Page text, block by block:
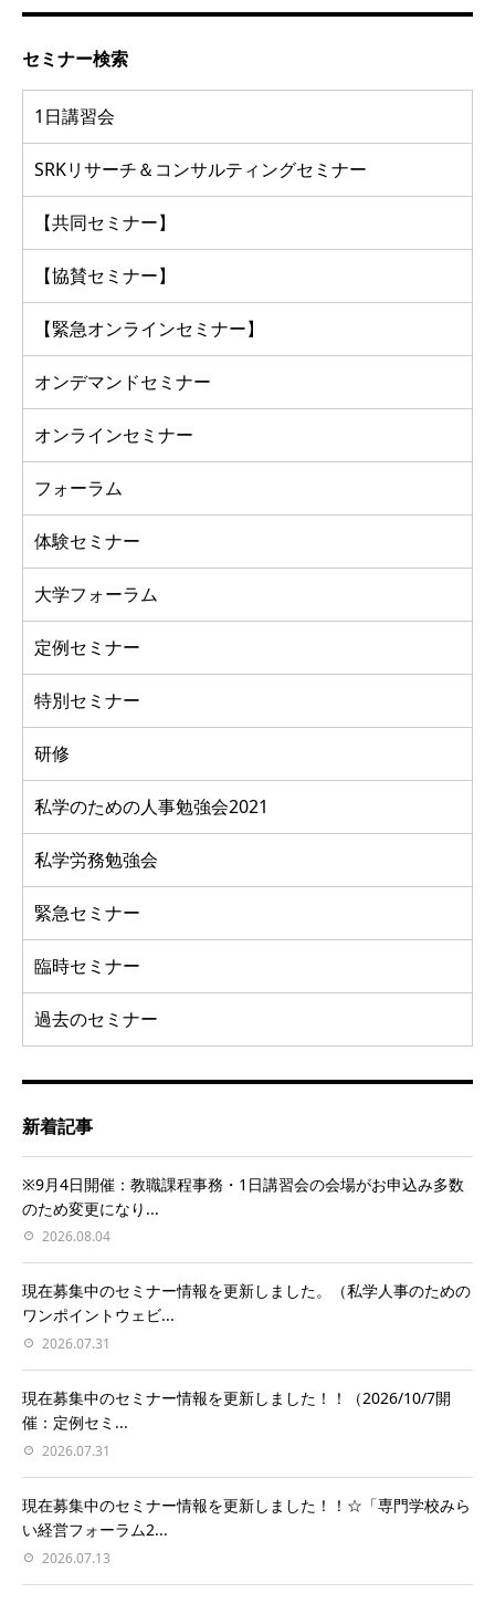
セミナー検索
1日講習会
SRKリサーチ＆コンサルティングセミナー
【共同セミナー】
【協賛セミナー】
【緊急オンラインセミナー】
オンデマンドセミナー
オンラインセミナー
フォーラム
体験セミナー
大学フォーラム
定例セミナー
特別セミナー
研修
私学のための人事勉強会2021
私学労務勉強会
緊急セミナー
臨時セミナー
過去のセミナー
新着記事
※9月4日開催：教職課程事務・1日講習会の会場がお申込み多数
のため変更になり...
2026.08.04
現在募集中のセミナー情報を更新しました。（私学人事のための
ワンポイントウェビ...
2026.07.31
現在募集中のセミナー情報を更新しました！！（2026/10/7開
催：定例セミ...
2026.07.31
現在募集中のセミナー情報を更新しました！！☆「専門学校みら
い経営フォーラム2...
2026.07.13